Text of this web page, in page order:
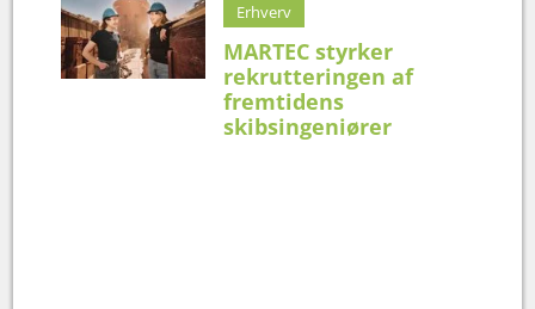
Erhverv
MARTEC styrker
rekrutteringen af
fremtidens
skibsingeniører